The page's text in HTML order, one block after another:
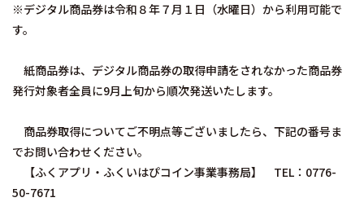
※デジタル商品券は令和８年７月１日（水曜日）から利用可能で
す。
紙商品券は、デジタル商品券の取得申請をされなかった商品券
発行対象者全員に9月上旬から順次発送いたします。
商品券取得についてご不明点等ございましたら、下記の番号ま
でお問い合わせください。
【ふくアプリ・ふくいはぴコイン事業事務局】 TEL：0776-
50-7671